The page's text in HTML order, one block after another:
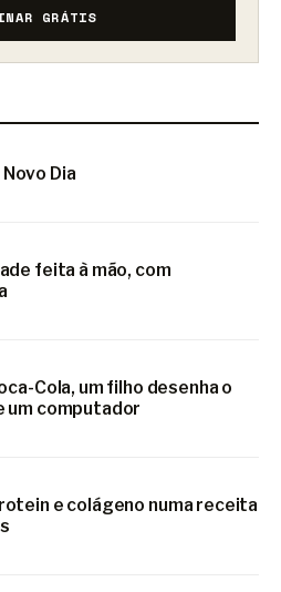
GRÁTIS
Dia
feita à mão, com
Cola, um filho desenha o
um computador
e colágeno numa receita